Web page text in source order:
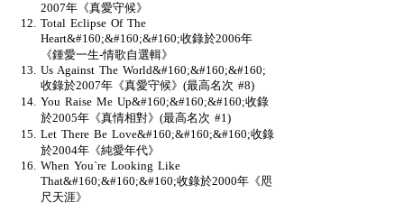
2007年《真愛守候》
Total Eclipse Of The
Heart&#160;&#160;&#160;收錄於2006年
《鍾愛一生-情歌自選輯》
Us Against The World&#160;&#160;&#160;
收錄於2007年《真愛守候》(最高名次 #8)
You Raise Me Up&#160;&#160;&#160;收錄
於2005年《真情相對》(最高名次 #1)
Let There Be Love&#160;&#160;&#160;收錄
於2004年《純愛年代》
When You`re Looking Like
That&#160;&#160;&#160;收錄於2000年《咫
尺天涯》